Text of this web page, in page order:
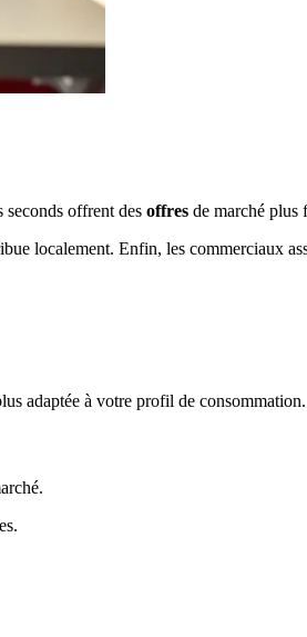
seconds offrent des offres de marché plus
localement. Enfin, les commerciaux
adaptée à votre profil de consommation.